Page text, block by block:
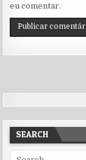
eu comentar.
SEARCH
Search for: